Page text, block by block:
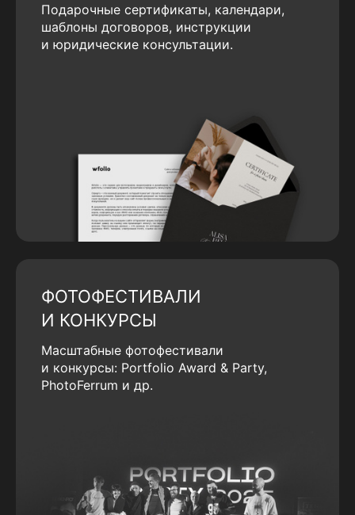
Подарочные сертификаты, календари,
шаблоны договоров, инструкции
и юридические консультации.
ФОТОФЕСТИВАЛИ
И КОНКУРСЫ
Масштабные фотофестивали
и конкурсы: Portfolio Award & Party,
PhotoFerrum и др.